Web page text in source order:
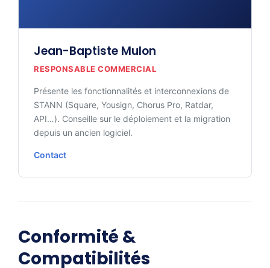
Jean-Baptiste Mulon
RESPONSABLE COMMERCIAL
Présente les fonctionnalités et interconnexions de
STANN (Square, Yousign, Chorus Pro, Ratdar,
API…). Conseille sur le déploiement et la migration
depuis un ancien logiciel.
Contact
Conformité &
Compatibilités